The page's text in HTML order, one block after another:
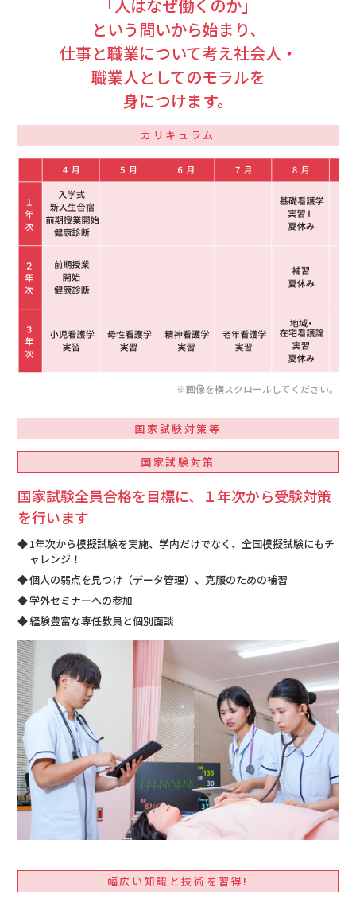
「人はなぜ働くのか」
という問いから始まり、
仕事と職業について考え社会人・
職業人としてのモラルを
身につけます。
カリキュラム
国家試験対策等
国家試験対策
国家試験全員合格を目標に、１年次から受験対策
を行います
1年次から模擬試験を実施、学内だけでなく、全国模擬試験にもチ
ャレンジ！
個人の弱点を見つけ（データ管理）、克服のための補習
学外セミナーへの参加
経験豊富な専任教員と個別面談
幅広い知識と技術を習得!